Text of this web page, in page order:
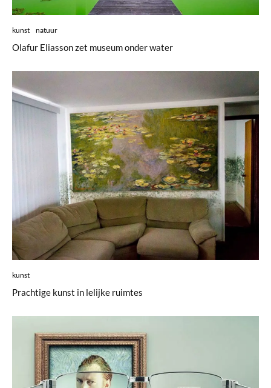
kunst natuur
Olafur Eliasson zet museum onder water
kunst
Prachtige kunst in lelijke ruimtes